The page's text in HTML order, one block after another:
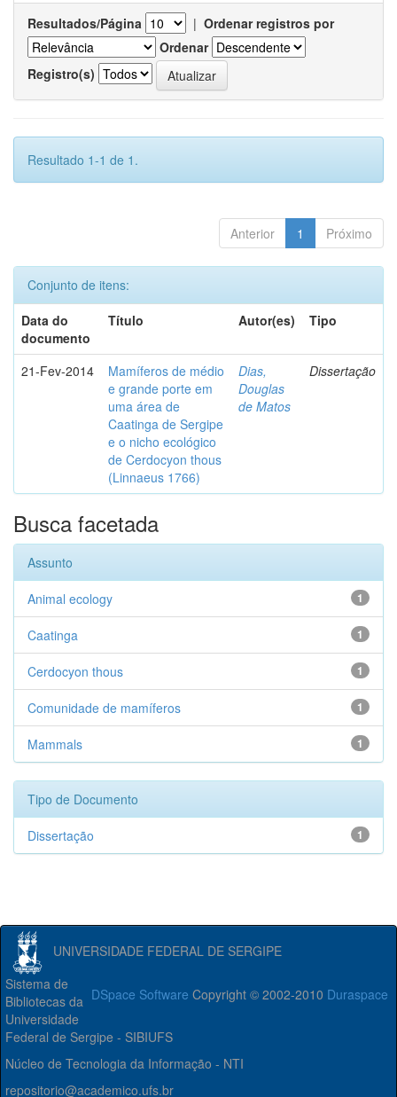
Resultados/Página | Ordenar registros por
Ordenar
Registro(s)
Resultado 1-1 de 1.
Anterior 1 Próximo
Conjunto de itens:
Data do
documento
Título Autor(es) Tipo
21-Fev-2014
Mamíferos de médio
e grande porte em
uma área de
Caatinga de Sergipe
e o nicho ecológico
de Cerdocyon thous
(Linnaeus 1766)
Dias,
Douglas
de Matos
Dissertação
Busca facetada
Assunto
1
Animal ecology
1
Caatinga
1
Cerdocyon thous
1
Comunidade de mamíferos
1
Mammals
Tipo de Documento
1
Dissertação
UNIVERSIDADE FEDERAL DE SERGIPE
DSpace Software Copyright © 2002-2010 Duraspace
Sistema de
Bibliotecas da
Universidade
Federal de Sergipe - SIBIUFS
Núcleo de Tecnologia da Informação - NTI
repositorio@academico.ufs.br